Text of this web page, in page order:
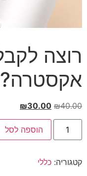
אקסטרה?
₪40.00
₪30.00
הוספה לסל
קטגוריה: כללי